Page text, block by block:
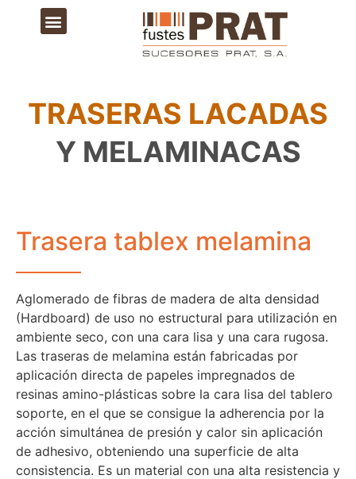
TRASERAS LACADAS
Y MELAMINACAS
Trasera tablex melamina
Aglomerado de fibras de madera de alta densidad
(Hardboard) de uso no estructural para utilización en
ambiente seco, con una cara lisa y una cara rugosa.
Las traseras de melamina están fabricadas por
aplicación directa de papeles impregnados de
resinas amino-plásticas sobre la cara lisa del tablero
soporte, en el que se consigue la adherencia por la
acción simultánea de presión y calor sin aplicación
de adhesivo, obteniendo una superficie de alta
consistencia. Es un material con una alta resistencia y